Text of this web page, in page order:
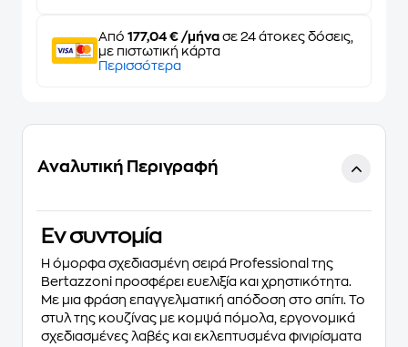
Από 177,04 € /μήνα σε 24 άτοκες δόσεις,
με πιστωτική κάρτα
Περισσότερα
Αναλυτική Περιγραφή
Eν συντομία
Η όμορφα σχεδιασμένη σειρά Professional της
Bertazzoni προσφέρει ευελιξία και χρηστικότητα.
Με μια φράση επαγγελματική απόδοση στο σπίτι. Το
στυλ της κουζίνας με κομψά πόμολα, εργονομικά
σχεδιασμένες λαβές και εκλεπτυσμένα φινιρίσματα